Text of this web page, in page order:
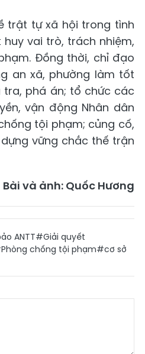
trật tự xã hội trong tình
vai trò, trách nhiệm,
Đồng thời, chỉ đạo
an xã, phường làm tốt
phá án; tổ chức các
vận động Nhân dân
tội phạm; củng cố,
vững chắc thế trận
Bài và ảnh: Quốc Hương
ANTT#Giải quyết
chống tội phạm#cơ sở